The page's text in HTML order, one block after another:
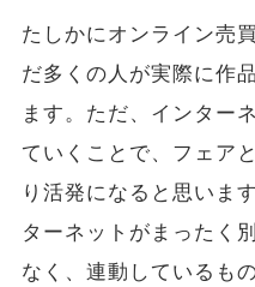
たしかにオンライン売
だ多くの人が実際に作
ます。ただ、インター
ていくことで、フェア
り活発になると思いま
ターネットがまったく
なく、連動しているも